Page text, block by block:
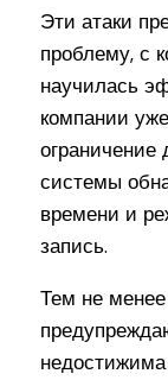
Эти атаки
проблему, с
научилась
компании
ограничение
системы
времени и
запись.
Тем не